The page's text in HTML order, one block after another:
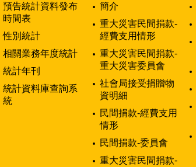
預告統計資料發布
時間表
性別統計
相關業務年度統計
統計年刊
統計資料庫查詢系
統
簡介
重大災害民間捐款-
經費支用情形
重大災害民間捐款-
重大災害委員會
社會局接受捐贈物
資明細
民間捐款-經費支用
情形
民間捐款-委員會
重大災害民間捐款-